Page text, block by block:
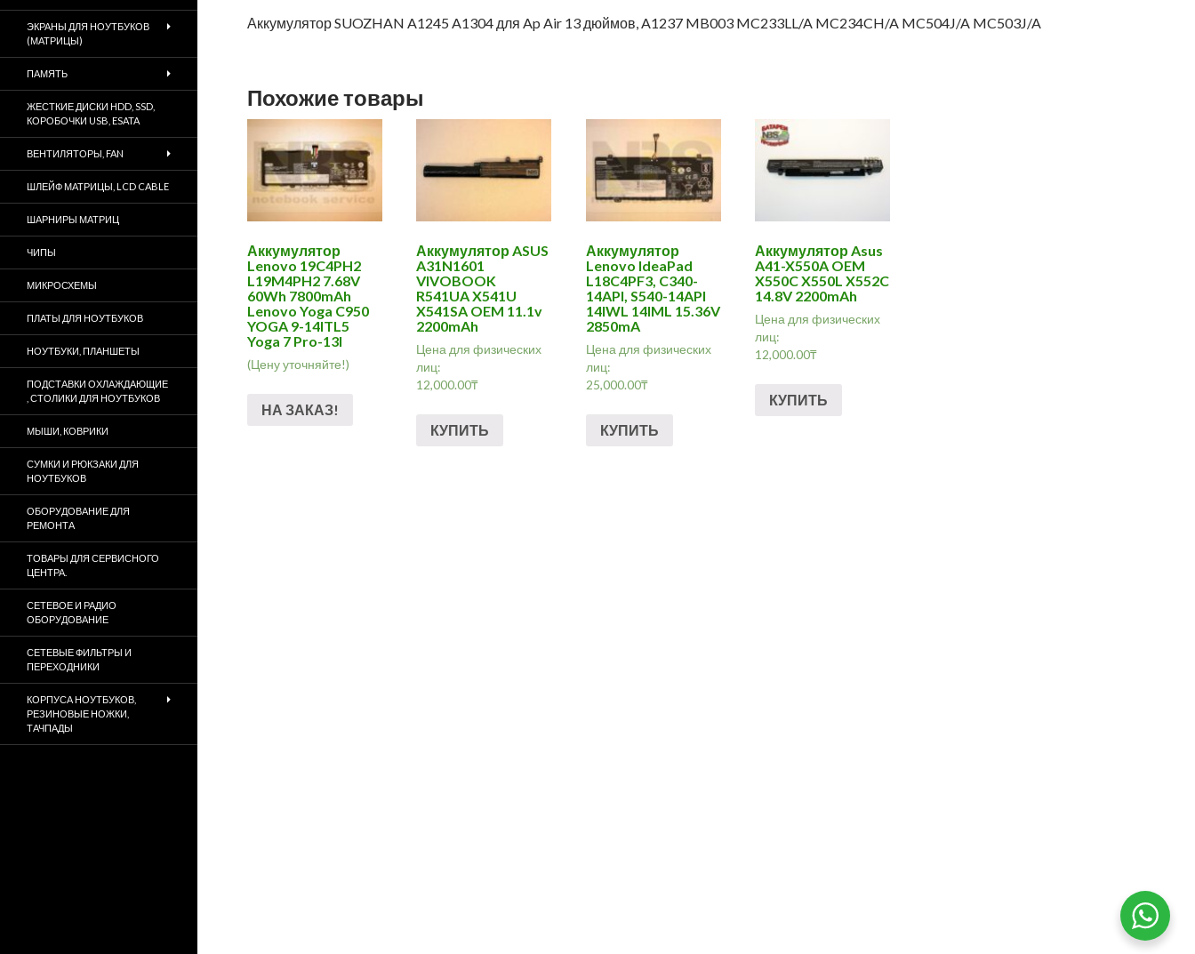
Аккумулятор SUOZHAN A1245 A1304 для Ap Air 13 дюймов, A1237 MB003 MC233LL/A MC234CH/A MC504J/A MC503J/A
Похожие товары
Аккумулятор
Lenovo 19C4PH2
L19M4PH2 7.68V
60Wh 7800mAh
Lenovo Yoga C950
YOGA 9-14ITL5
Yoga 7 Pro-13I
(Цену уточняйте!)
НА ЗАКАЗ!
Аккумулятор ASUS
A31N1601
VIVOBOOK
R541UA X541U
X541SA OEM 11.1v
2200mAh
Цена для физических
лиц:
12,000.00₸
КУПИТЬ
Аккумулятор
Lenovo IdeaPad
L18C4PF3, C340-
14API, S540-14API
14IWL 14IML 15.36V
2850mA
Цена для физических
лиц:
25,000.00₸
КУПИТЬ
Аккумулятор Asus
A41-X550A OEM
X550C X550L X552C
14.8V 2200mAh
Цена для физических
лиц:
12,000.00₸
КУПИТЬ
ЭКРАНЫ ДЛЯ НОУТБУКОВ
(МАТРИЦЫ)
ПАМЯТЬ
ЖЕСТКИЕ ДИСКИ HDD, SSD,
КОРОБОЧКИ USB, ESATA
ВЕНТИЛЯТОРЫ, FAN
ШЛЕЙФ МАТРИЦЫ, LCD CABLE
ШАРНИРЫ МАТРИЦ
ЧИПЫ
МИКРОСХЕМЫ
ПЛАТЫ ДЛЯ НОУТБУКОВ
НОУТБУКИ, ПЛАНШЕТЫ
ПОДСТАВКИ ОХЛАЖДАЮЩИЕ
, СТОЛИКИ ДЛЯ НОУТБУКОВ
МЫШИ, КОВРИКИ
СУМКИ И РЮКЗАКИ ДЛЯ
НОУТБУКОВ
ОБОРУДОВАНИЕ ДЛЯ
РЕМОНТА
ТОВАРЫ ДЛЯ СЕРВИСНОГО
ЦЕНТРА.
СЕТЕВОЕ И РАДИО
ОБОРУДОВАНИЕ
СЕТЕВЫЕ ФИЛЬТРЫ И
ПЕРЕХОДНИКИ
КОРПУСА НОУТБУКОВ,
РЕЗИНОВЫЕ НОЖКИ,
ТАЧПАДЫ